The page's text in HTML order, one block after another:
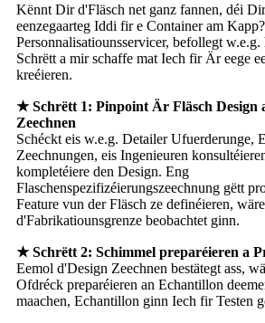
Kënnt Dir d'Fläsch net ganz fannen, déi
eenzegaarteg Iddi fir e Container am
Personnalisatiounsservicer, befollegt w.e.g.
Schrëtt a mir schaffe mat Iech fir Är eege
kreéieren.
★ Schrëtt 1: Pinpoint Är Fläsch Design
Zeechnen
Schéckt eis w.e.g. Detailer Ufuerderunge,
Zeechnungen, eis Ingenieuren
kompletéiere den Design. Eng
Flaschenspezifizéierungszeechnung gëtt
Feature vun der Fläsch ze definéieren,
d'Fabrikatiounsgrenze beobachtet ginn.
★ Schrëtt 2: Schimmel preparéieren a
Eemol d'Design Zeechnen bestätegt ass,
Ofdréck preparéieren an Echantillon
maachen, Echantillon ginn Iech fir Testen